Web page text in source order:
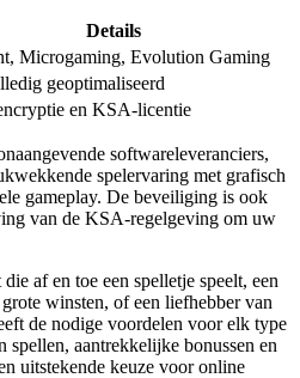
Details
Microgaming, Evolution Gaming
geoptimaliseerd
en KSA-licentie
softwareleveranciers,
spelervaring met grafisch
gameplay. De beveiliging is ook
van de KSA-regelgeving om uw
af en toe een spelletje speelt, een
winsten, of een liefhebber van
de nodige voordelen voor elk type
spellen, aantrekkelijke bonussen en
uitstekende keuze voor online